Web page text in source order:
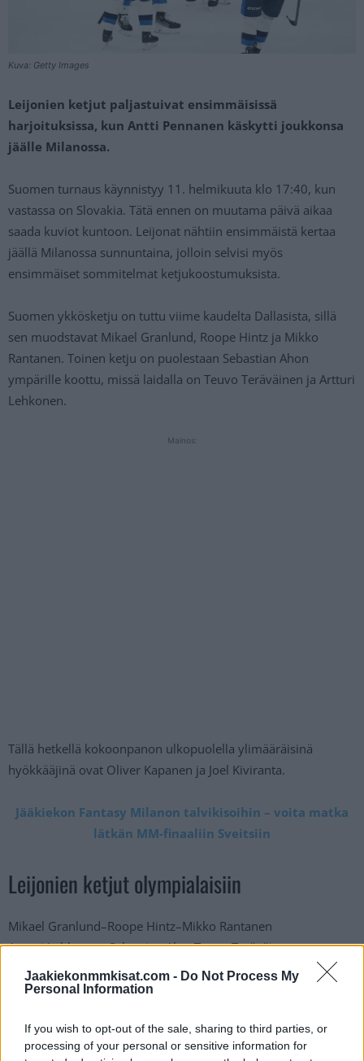
Jaakiekonmmkisat.com - Do Not Process My
Personal Information
If you wish to opt-out of the sale, sharing to third parties, or
processing of your personal or sensitive information for
Kuva: Getty Images
Leijonien ketjut paljastuivat ensimmäisissä
harjoituksissa, kun Antti Pennanen käskytti joukkonsa
jäälle Milanossa.
Suomen turnaus käynnistyy 11. helmikuuta klo 17:40, kun
vastassa on Slovakia. Tätä ennen on muutama päivä aikaa
saada kuviot kuntoon. Leijonat nähtiin ensimmäistä kertaa
jäällä Milanossa sunnuntaina, jolloin selvisi myös
ensimmäiset sommitelmat ketjukoostumuksista.
Suomen ykkösketju on tuttu viime kaudelta Dallasista, sillä
sen muodstavat Mikael Granlund, Roope Hintz ja Mikko
Rantanen. Toinen ketju on puolestaan Sebastian Ahon
ympärille koottu, missä laidalla on Teuvo Teräväinen ja Artturi
Lehkonen.
Mainos:
Tällä hetkellä kokoonpanon ulkopuolella ylimääräisinä
hyökkääjinä ovat Oliver Kapanen ja Joel Kiviranta.
Jääkiekon Fantasy Milanon talvikisoihin – voita matka
lätkän MM-finaaliin Sveitsiin
Leijonien ketjut olympialaisiin
Mikael Granlund–Roope Hintz–Mikko Rantanen
Artturi Lehkonen–Sebastian Aho–Teuvo Teräväinen
Eetu Luostarinen–Anton Lundell–Kaapo Kakko
Eeli Tolvanen–Erik Haula–Joel Armia